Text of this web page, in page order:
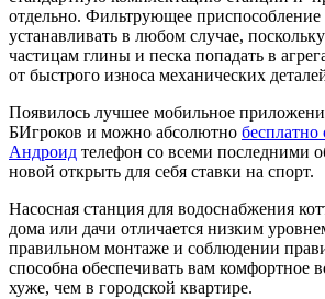
отдельно. Фильтрующее
устанавливать в любом случае,
частицам глины и песка попадать в
от быстрого износа механических
Появилось лучшее мобильное
БИгроков и можно абсолютно бесплатно
Андроид телефон со всеми последними
новой открыть для себя ставки на спорт.
Насосная станция для водоснабжения
дома или дачи отличается низким
правильном монтаже и соблюдении
способна обеспечивать вам комфортное
хуже, чем в городской квартире.